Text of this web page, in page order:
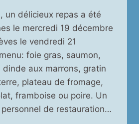
un délicieux repas a été
le mercredi 19 décembre
le vendredi 21
foie gras, saumon,
dinde aux marrons, gratin
plateau de fromage,
framboise ou poire. Un
de restauration…